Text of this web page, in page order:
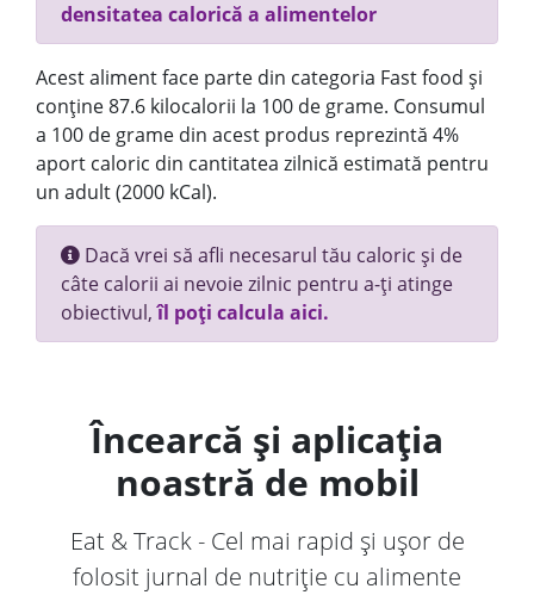
densitatea calorică a alimentelor
Acest aliment face parte din categoria Fast food și
conține 87.6 kilocalorii la 100 de grame. Consumul
a 100 de grame din acest produs reprezintă 4%
aport caloric din cantitatea zilnică estimată pentru
un adult (2000 kCal).
Dacă vrei să afli necesarul tău caloric și de
câte calorii ai nevoie zilnic pentru a-ți atinge
obiectivul,îl poți calcula aici.
Încearcă și aplicația
noastră de mobil
Eat & Track - Cel mai rapid și ușor de
folosit jurnal de nutriție cu alimente